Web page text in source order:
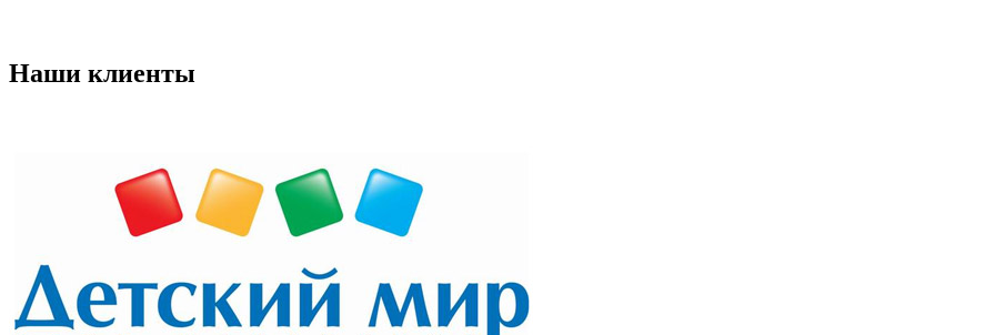
Наши клиенты